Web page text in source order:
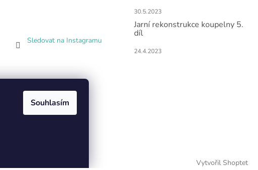
Souhlasím
Sledovat na Instagramu
30.5.2023
Jarní rekonstrukce koupelny 5.
díl
24.4.2023
Vytvořil Shoptet